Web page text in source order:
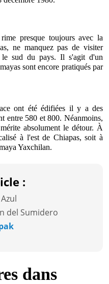
presque toujours avec la
ne manquez pas de visiter
le sud du pays. Il s'agit d'un
sont encore pratiqués par
ont été édifiées il y a des
entre 580 et 800. Néanmoins,
absolument le détour. À
à l'est de Chiapas, soit à
Yaxchilan.
:
del Sumidero
dans